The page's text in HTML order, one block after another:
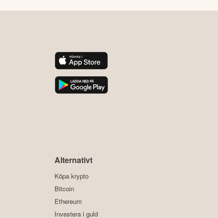
Alternativt
Köpa krypto
Bitcoin
Ethereum
Investera i guld